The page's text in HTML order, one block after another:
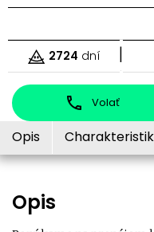
2724 dní |
Volať
Opis
Opis